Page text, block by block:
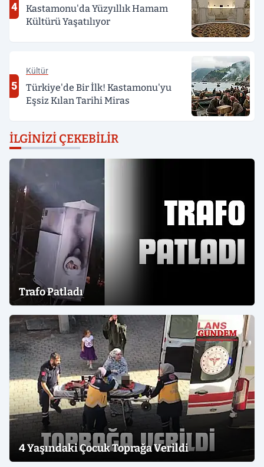
4
Kastamonu'da Yüzyıllık Hamam
Kültürü Yaşatılıyor
5
Kültür
Türkiye'de Bir İlk! Kastamonu'yu
Eşsiz Kılan Tarihi Miras
İLGINIZI ÇEKEBILIR
Trafo Patladı
4 Yaşındaki Çocuk Toprağa Verildi